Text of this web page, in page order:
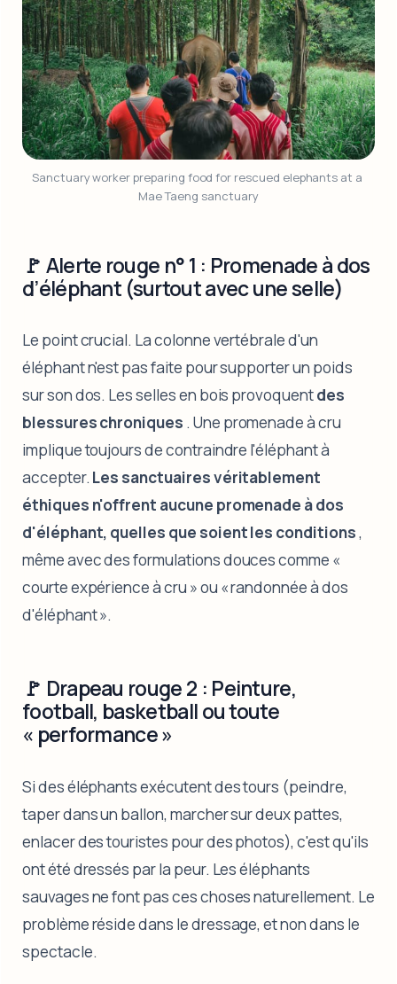
Sanctuary worker preparing food for rescued elephants at a
Mae Taeng sanctuary
🚩 Alerte rouge n° 1 : Promenade à dos
d’éléphant (surtout avec une selle)
Le point crucial. La colonne vertébrale d'un
éléphant n'est pas faite pour supporter un poids
sur son dos. Les selles en bois provoquentdes
blessures chroniques . Une promenade à cru
implique toujours de contraindre l'éléphant à
accepter. Les sanctuaires véritablement
éthiques n'offrent aucune promenade à dos
d'éléphant, quelles que soient les conditions,
même avec des formulations douces comme «
courte expérience à cru » ou « randonnée à dos
d'éléphant ».
🚩 Drapeau rouge 2 : Peinture,
football, basketball ou toute
« performance »
Si des éléphants exécutent des tours (peindre,
taper dans un ballon, marcher sur deux pattes,
enlacer des touristes pour des photos), c'est qu'ils
ont été dressés par la peur. Les éléphants
sauvages ne font pas ces choses naturellement. Le
problème réside dans le dressage, et non dans le
spectacle.